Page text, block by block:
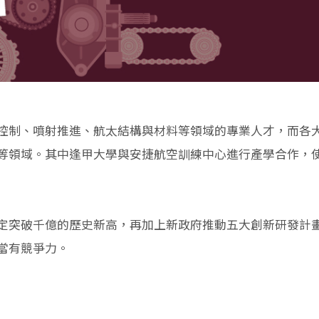
制、噴射推進、航太結構與材料等領域的專業人才，而各
領域。其中逢甲大學與安捷航空訓練中心進行產學合作，
突破千億的歷史新高，再加上新政府推動五大創新研發計
有競爭力。